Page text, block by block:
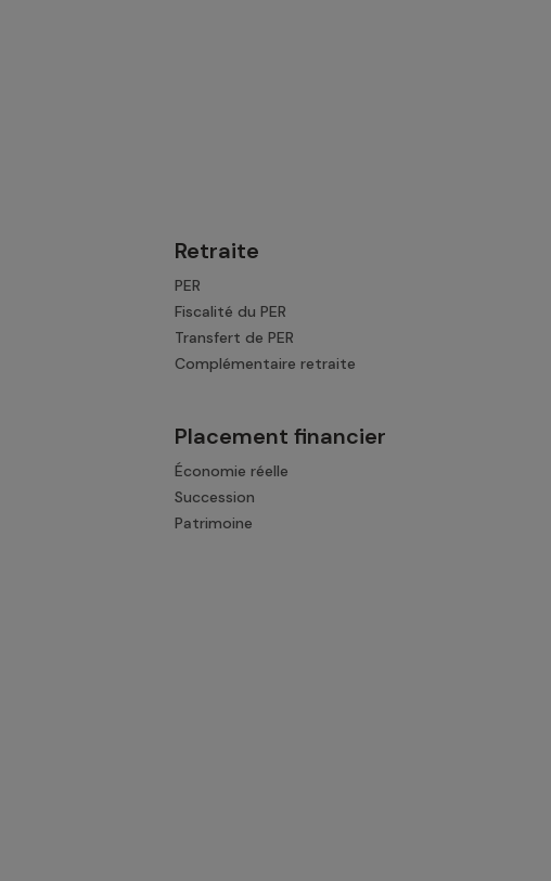
Retraite
PER
Fiscalité du PER
Transfert de PER
Complémentaire retraite
Placement financier
Économie réelle
Succession
Patrimoine